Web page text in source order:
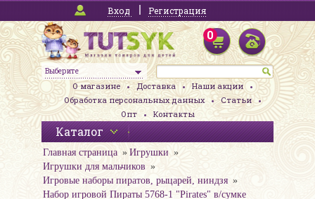
Вход Регистрация
Выберите
0
О магазине Доставка
Наши акции
Обработка персональных данных
Статьи
Опт
Контакты
Каталог
Главная страница
Игрушки
Игрушки для мальчиков
Игровые наборы пиратов, рыцарей, ниндзя
Набор игровой Пираты 5768-1 "Pirates" в/сумке